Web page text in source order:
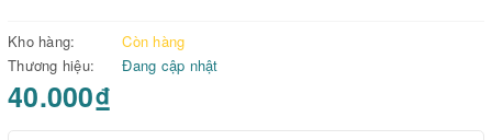
Kho hàng:
Còn hàng
Thương hiệu:
Đang cập nhật
40.000₫